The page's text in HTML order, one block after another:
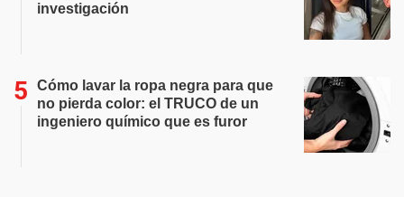
investigación
Cómo lavar la ropa negra para que
no pierda color: el TRUCO de un
ingeniero químico que es furor